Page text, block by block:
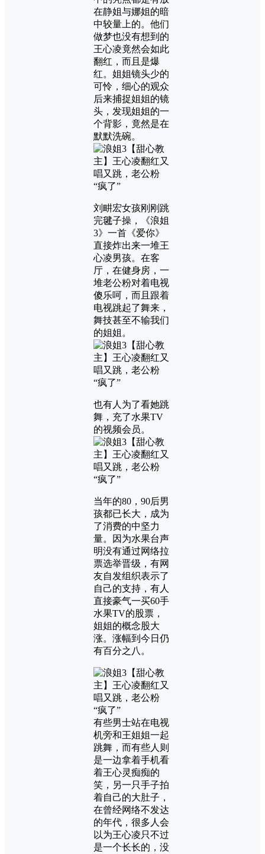
在静姐与娜姐的暗
中较量上的。他们
做梦也没有想到的
王心凌竟然会如此
翻红，而且是爆
红。姐姐镜头少的
可怜，细心的观众
后来捕捉姐姐的镜
头，发现姐姐的一
个背影，竟然是在
默默洗碗。
刘畊宏女孩刚刚跳
完毽子操，《浪姐
3》一首《爱你》
直接炸出来一堆王
心凌男孩。在客
厅，在健身房，一
堆老公粉对着电视
傻乐呵，而且跟着
电视跳起了舞来，
舞技甚至不输我们
的姐姐。
也有人为了看她跳
舞，充了水果TV
的视频会员。
当年的80，90后男
孩都已长大，成为
了消费的中坚力
量。因为水果台声
明没有通过网络拉
票选举晋级，有网
友自发组织表示了
自己的支持，有人
直接豪气一买60手
水果TV的股票，
姐姐的概念股大
涨。涨幅到今日仍
有百分之八。
有些男士站在电视
机旁和王姐姐一起
跳舞，而有些人则
是一边拿着手机看
着王心灵痴痴的
笑，另一只手子拍
着自己的大肚子，
在曾经网络不发达
的年代，很多人会
以为王心凌只不过
是一个长长的，没